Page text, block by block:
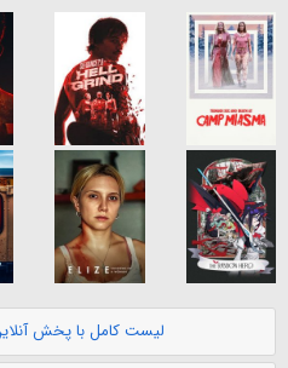
لیست کامل با پخش